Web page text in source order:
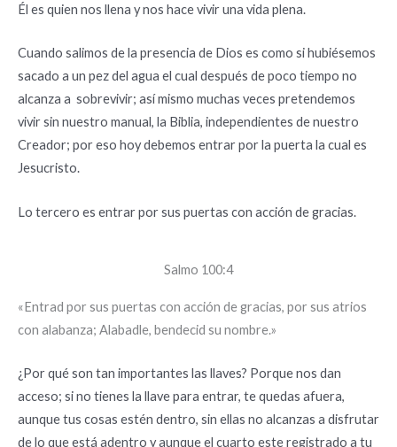
Él es quien nos llena y nos hace vivir una vida plena.
Cuando salimos de la presencia de Dios es como si hubiésemos
sacado a un pez del agua el cual después de poco tiempo no
alcanza a sobrevivir; así mismo muchas veces pretendemos
vivir sin nuestro manual, la Biblia, independientes de nuestro
Creador; por eso hoy debemos entrar por la puerta la cual es
Jesucristo.
Lo tercero es entrar por sus puertas con acción de gracias.
Salmo 100:4
«Entrad por sus puertas con acción de gracias, por sus atrios
con alabanza; Alabadle, bendecid su nombre.»
¿Por qué son tan importantes las llaves? Porque nos dan
acceso; si no tienes la llave para entrar, te quedas afuera,
aunque tus cosas estén dentro, sin ellas no alcanzas a disfrutar
de lo que está adentro y aunque el cuarto este registrado a tu